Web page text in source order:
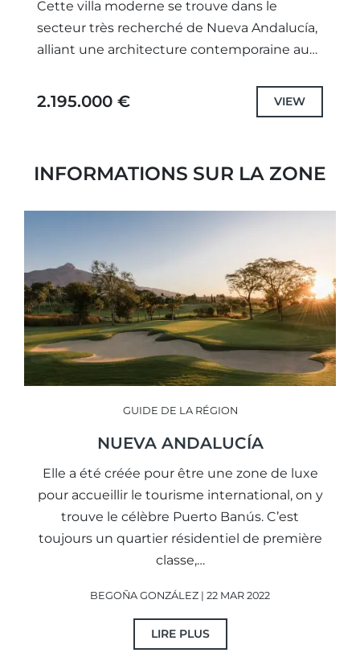
Cette villa moderne se trouve dans le
secteur très recherché de Nueva Andalucía,
alliant une architecture contemporaine au
emplacement imbattable à proximité des...
2.195.000 € VIEW
INFORMATIONS SUR LA ZONE
GUIDE DE LA RÉGION
NUEVA ANDALUCÍA
Elle a été créée pour être une zone de luxe
pour accueillir le tourisme international, on y
trouve le célèbre Puerto Banús. C’est
toujours un quartier résidentiel de première
classe,…
BEGOÑA GONZÁLEZ | 22 MAR 2022
LIRE PLUS